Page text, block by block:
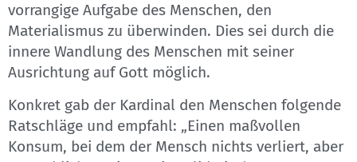
vorrangige Aufgabe des Menschen, den
Materialismus zu überwinden. Dies sei durch die
innere Wandlung des Menschen mit seiner
Ausrichtung auf Gott möglich.
Konkret gab der Kardinal den Menschen folgende
Ratschläge und empfahl: „Einen maßvollen
Konsum, bei dem der Mensch nichts verliert, aber